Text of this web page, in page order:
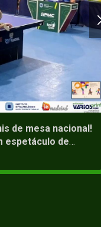
de mesa nacional!
espetáculo de